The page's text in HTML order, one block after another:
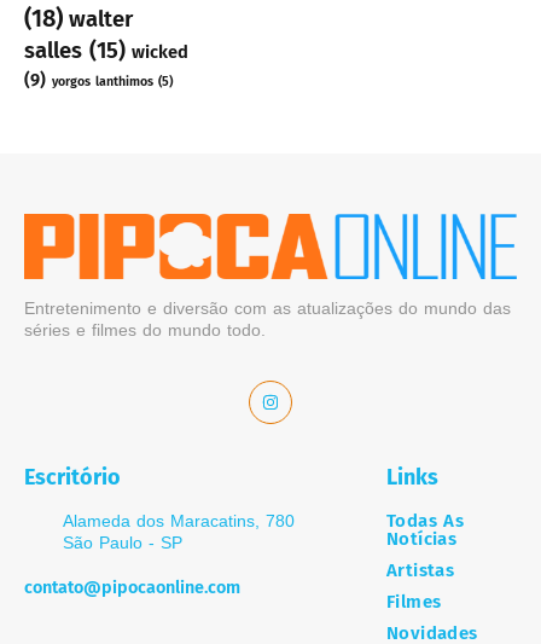
(18) walter
salles (15) wicked
(9) yorgos lanthimos (5)
Entretenimento e diversão com as atualizações do mundo das
séries e filmes do mundo todo.
Escritório
Alameda dos Maracatins, 780
São Paulo - SP
contato@pipocaonline.com
Links
Todas As
Notícias
Artistas
Filmes
Novidades